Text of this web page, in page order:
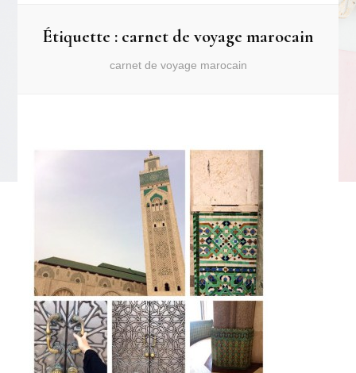
Étiquette : carnet de voyage marocain
carnet de voyage marocain